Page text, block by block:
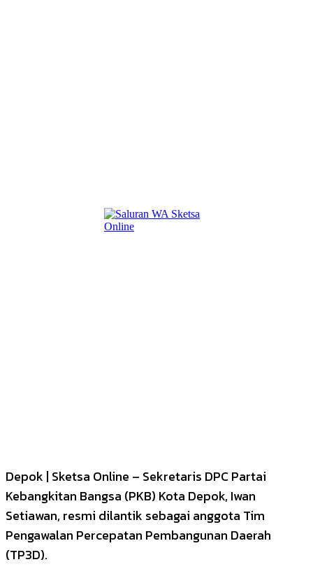
Depok | Sketsa Online – Sekretaris DPC Partai
Kebangkitan Bangsa (PKB) Kota Depok, Iwan
Setiawan, resmi dilantik sebagai anggota Tim
Pengawalan Percepatan Pembangunan Daerah
(TP3D).